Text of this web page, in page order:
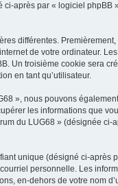
après par « logiciel
différentes.
de votre ordinateur.
Un troisième cookie sera
en tant qu’utilisateur.
», nous pouvons
les informations que
du LUG68 » (désignée
unique (désigné ci-après
personnelle. Les
en-dehors de votre nom